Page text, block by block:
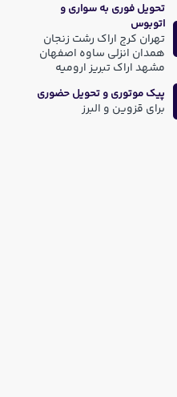
تحویل فوری به سواری و
اتوبوس
تهران کرج اراک رشت زنجان
همدان انزلی ساوه اصفهان
مشهد اراک تبریز ارومیه
پیک موتوری و تحویل حضوری
برای قزوین و البرز